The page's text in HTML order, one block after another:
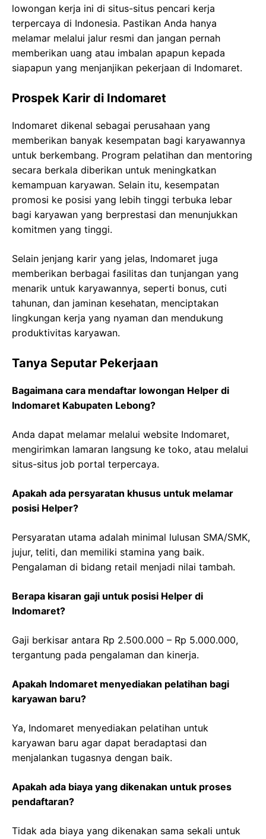
lowongan kerja ini di situs-situs pencari kerja
terpercaya di Indonesia. Pastikan Anda hanya
melamar melalui jalur resmi dan jangan pernah
memberikan uang atau imbalan apapun kepada
siapapun yang menjanjikan pekerjaan di Indomaret.
Prospek Karir di Indomaret
Indomaret dikenal sebagai perusahaan yang
memberikan banyak kesempatan bagi karyawannya
untuk berkembang. Program pelatihan dan mentoring
secara berkala diberikan untuk meningkatkan
kemampuan karyawan. Selain itu, kesempatan
promosi ke posisi yang lebih tinggi terbuka lebar
bagi karyawan yang berprestasi dan menunjukkan
komitmen yang tinggi.
Selain jenjang karir yang jelas, Indomaret juga
memberikan berbagai fasilitas dan tunjangan yang
menarik untuk karyawannya, seperti bonus, cuti
tahunan, dan jaminan kesehatan, menciptakan
lingkungan kerja yang nyaman dan mendukung
produktivitas karyawan.
Tanya Seputar Pekerjaan
Bagaimana cara mendaftar lowongan Helper di
Indomaret Kabupaten Lebong?
Anda dapat melamar melalui website Indomaret,
mengirimkan lamaran langsung ke toko, atau melalui
situs-situs job portal terpercaya.
Apakah ada persyaratan khusus untuk melamar
posisi Helper?
Persyaratan utama adalah minimal lulusan SMA/SMK,
jujur, teliti, dan memiliki stamina yang baik.
Pengalaman di bidang retail menjadi nilai tambah.
Berapa kisaran gaji untuk posisi Helper di
Indomaret?
Gaji berkisar antara Rp 2.500.000 – Rp 5.000.000,
tergantung pada pengalaman dan kinerja.
Apakah Indomaret menyediakan pelatihan bagi
karyawan baru?
Ya, Indomaret menyediakan pelatihan untuk
karyawan baru agar dapat beradaptasi dan
menjalankan tugasnya dengan baik.
Apakah ada biaya yang dikenakan untuk proses
pendaftaran?
Tidak ada biaya yang dikenakan sama sekali untuk